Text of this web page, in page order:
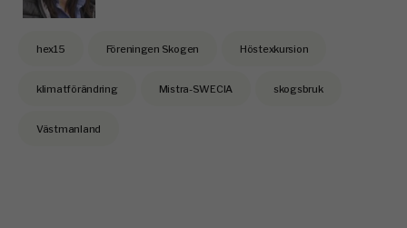
hex15 Föreningen Skogen Höstexkursion
klimatförändring Mistra-SWECIA skogsbruk
Västmanland